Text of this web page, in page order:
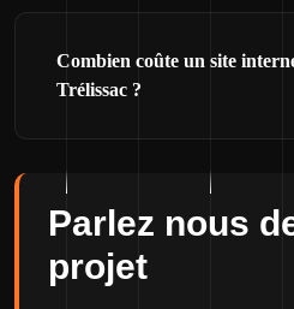
Combien coûte un site
Trélissac ?
Parlez nous
projet